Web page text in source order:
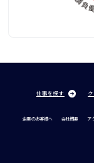
仕事を探す
企業のお客様へ 会社概要 ア